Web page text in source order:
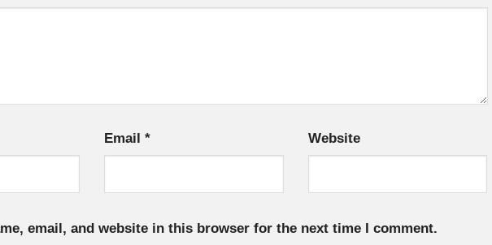
Email * Website
email, and website in this browser for the next time I comment.